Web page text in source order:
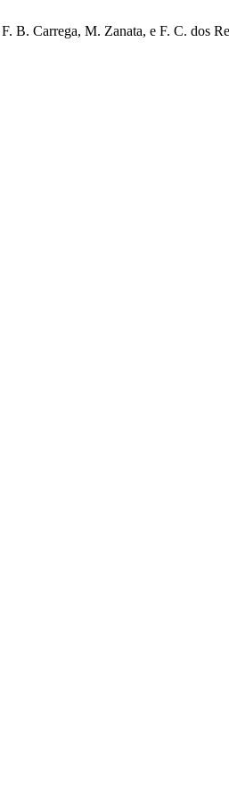
F. B. Carrega, M. Zanata, e F. C.